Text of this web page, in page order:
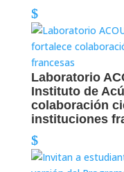
Laboratorio
Instituto de
colaboración
instituciones